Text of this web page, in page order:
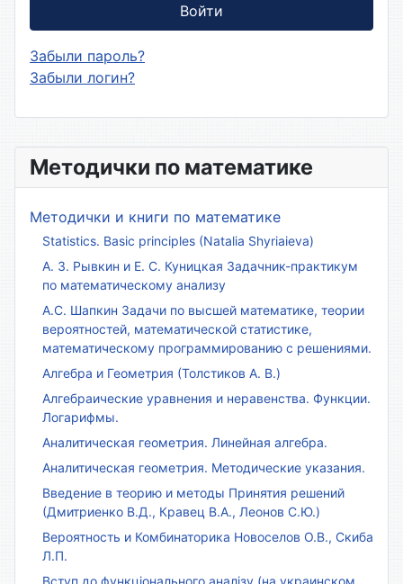
Методички по математике
Методички и книги по математике
Statistics. Basic principles (Natalia Shyriaieva)
А. З. Рывкин и Е. С. Куницкая Задачник-практикум
по математическому анализу
А.С. Шапкин Задачи по высшей математике, теории
вероятностей, математической статистике,
математическому программированию с решениями.
Алгебра и Геометрия (Толстиков А. В.)
Алгебраические уравнения и неравенства. Функции.
Логарифмы.
Аналитическая геометрия. Линейная алгебра.
Аналитическая геометрия. Методические указания.
Введение в теорию и методы Принятия решений
(Дмитриенко В.Д., Кравец В.А., Леонов С.Ю.)
Вероятность и Комбинаторика Новоселов О.В., Скиба
Л.П.
Вступ до функціонального аналізу (на украинском
Войти
Забыли пароль?
Забыли логин?